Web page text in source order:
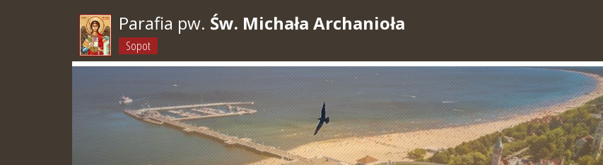
Parafia pw. Św. Michała Archanioła
Sopot